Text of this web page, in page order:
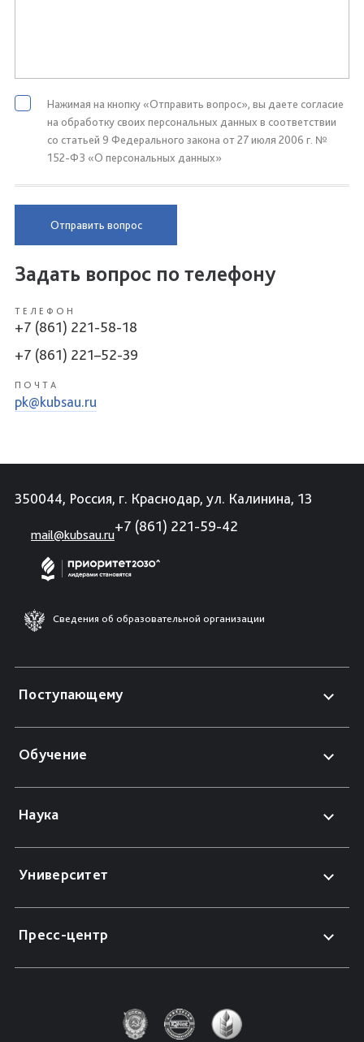
Нажимая на кнопку «Отправить вопрос», вы даете согласие
на обработку своих персональных данных в соответствии
со статьей 9 Федерального закона от 27 июля 2006 г. №
152-ФЗ «О персональных данных»
Отправить вопрос
Задать вопрос по телефону
ТЕЛЕФОН
+7 (861) 221-58-18
+7 (861) 221–52-39
ПОЧТА
pk@kubsau.ru
350044, Россия, г. Краснодар, ул. Калинина, 13
mail@kubsau.ru
+7 (861) 221-59-42
Сведения об образовательной организации
Поступающему
Обучение
Наука
Университет
Пресс-центр